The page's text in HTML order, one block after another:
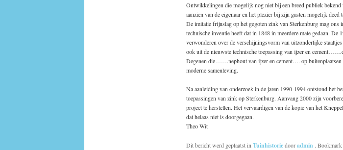
Ontwikkelingen die mogelijk nog niet bij een breed publiek
aanzien van de eigenaar en het plezier bij zijn gasten mogelijk deed
De imitatie frijnslag op het gegoten zink van Sterkenburg mag ons
technische inventie heeft dat in 1848 in meerdere mate gedaan. De
verwonderen over de verschijningsvorm van uitzonderlijke
ook uit de nieuwste technische toepassing van ijzer en
Degenen die…….nephout van ijzer en cement…. op
moderne samenleving.
Na aanleiding van onderzoek in de jaren 1990-1994 ontstond het
toepassingen van zink op Sterkenburg. Aanvang 2000 zijn
project te herstellen. Het vervaardigen van de kopie van het
dat helaas niet is doorgegaan.
Theo Wit
Dit bericht werd geplaatst in Tuinhistoriedooradmin . Bookmark